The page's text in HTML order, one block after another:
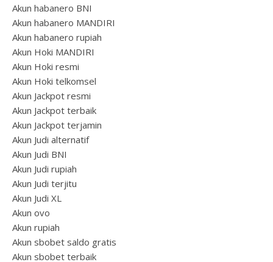
Akun habanero BNI
Akun habanero MANDIRI
Akun habanero rupiah
Akun Hoki MANDIRI
Akun Hoki resmi
Akun Hoki telkomsel
Akun Jackpot resmi
Akun Jackpot terbaik
Akun Jackpot terjamin
Akun Judi alternatif
Akun Judi BNI
Akun Judi rupiah
Akun Judi terjitu
Akun Judi XL
Akun ovo
Akun rupiah
Akun sbobet saldo gratis
Akun sbobet terbaik